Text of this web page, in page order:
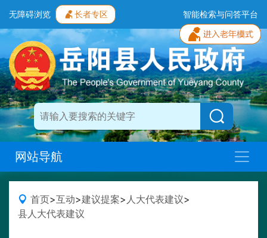
无障碍浏览 长者专区 智能检索与问答平台
网站导航
首页>互动>建议提案> 人大代表建议>
县人大代表建议